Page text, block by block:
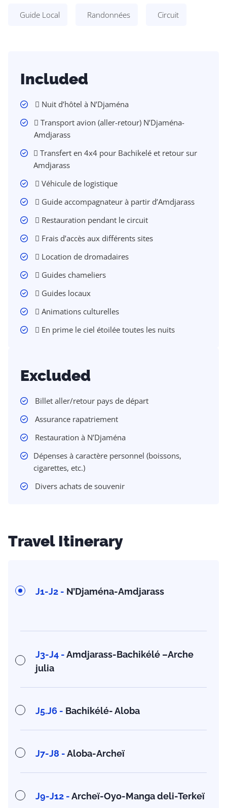
Guide Local Randonnées Circuit
Included
 Nuit d’hôtel à N’Djaména
 Transport avion (aller-retour) N’Djaména-
Amdjarass
 Transfert en 4x4 pour Bachikelé et retour sur
Amdjarass
 Véhicule de logistique
 Guide accompagnateur à partir d’Amdjarass
 Restauration pendant le circuit
 Frais d’accès aux différents sites
 Location de dromadaires
 Guides chameliers
 Guides locaux
 Animations culturelles
 En prime le ciel étoilée toutes les nuits
Excluded
Billet aller/retour pays de départ
Assurance rapatriement
Restauration à N’Djaména
Dépenses à caractère personnel (boissons,
cigarettes, etc.)
Divers achats de souvenir
Travel Itinerary
J1-J2 - N’Djaména-Amdjarass
J3-J4 -Amdjarass-Bachikélé –Arche
julia
J5.J6 - Bachikélé- Aloba
J7-J8 -Aloba-Archeï
J9-J12 -Archeï-Oyo-Manga deli-Terkeï